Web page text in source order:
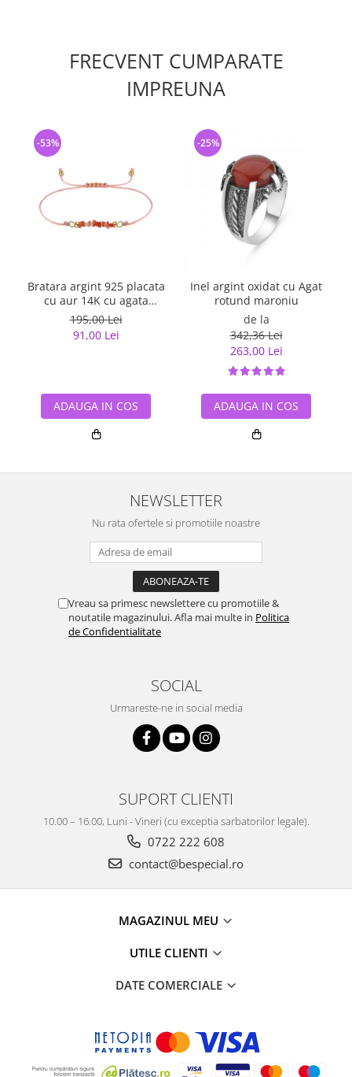
FRECVENT CUMPARATE
IMPREUNA
Bratara argint 925 placata
cu aur 14K cu agata
naturala
195,00 Lei
91,00 Lei
-53%
ADAUGA IN COS
Inel argint oxidat cu Agat
rotund maroniu
de la
342,36 Lei
263,00 Lei
-25%
ADAUGA IN COS
NEWSLETTER
Nu rata ofertele si promotiile noastre
Vreau sa primesc newslettere cu promotiile &
noutatile magazinului. Afla mai multe in Politica
de Confidentialitate
SOCIAL
Urmareste-ne in social media
SUPORT CLIENTI
10.00 – 16.00, Luni - Vineri (cu exceptia sarbatorilor legale).
0722 222 608
contact@bespecial.ro
MAGAZINUL MEU
UTILE CLIENTI
DATE COMERCIALE